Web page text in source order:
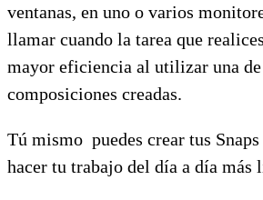
ventanas, en uno o varios
llamar cuando la tarea que
mayor eficiencia al utilizar una de
composiciones creadas.
Tú mismo puedes crear tus
hacer tu trabajo del día a día más